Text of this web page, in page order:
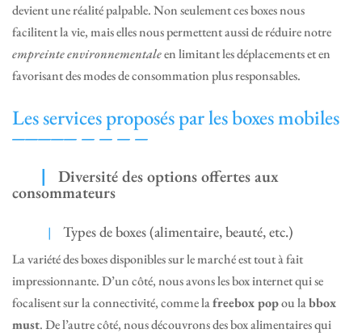
devient une réalité palpable. Non seulement ces boxes nous
facilitent la vie, mais elles nous permettent aussi de réduire notre
empreinte environnementaleen limitant les déplacements et en
favorisant des modes de consommation plus responsables.
Les services proposés par les boxes mobiles
Diversité des options offertes aux
consommateurs
Types de boxes (alimentaire, beauté, etc.)
La variété des boxes disponibles sur le marché est tout à fait
impressionnante. D’un côté, nous avons les box internet qui se
focalisent sur la connectivité, comme lafreebox popou labbox
must. De l’autre côté, nous découvrons des box alimentaires qui